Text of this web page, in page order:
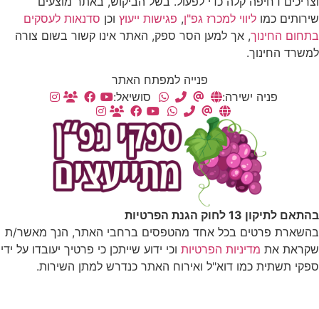
שירותים כמו ליווי למכרז גפ"ן, פגישות ייעוץ וכן סדנאות לעסקים
בתחום החינוך, אך למען הסר ספק, האתר אינו קשור בשום צורה
למשרד החינוך.
פנייה למפתח האתר
פניה ישירה:
סושיאל:
בהתאם לתיקון 13 לחוק הגנת הפרטיות
בהשארת פרטים בכל אחד מהטפסים ברחבי האתר, הנך מאשר/ת
שקראת את מדיניות הפרטיות וכי ידוע שייתכן כי פרטיך יעובדו על ידי
ספקי תשתית כמו דוא"ל ואירוח האתר כנדרש למתן השירות.